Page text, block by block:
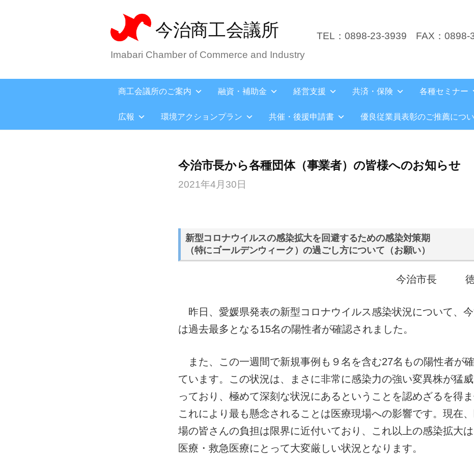
今治商工会議所
Imabari Chamber of Commerce and Industry
TEL：0898-23-3939 FAX：0898-
商工会議所のご案内 融資・補助金 経営支援 共済・保険 各種セミナー
広報 環境アクションプラン 共催・後援申請書 優良従業員表彰のご推薦につ
今治市長から各種団体（事業者）の皆様へのお知らせ
2021年4月30日
新型コロナウイルスの感染拡大を回避するための感染対策期
（特にゴールデンウィーク）の過ごし方について（お願い）
今治市長 徳
昨日、愛媛県発表の新型コロナウイルス感染状況について、
は過去最多となる15名の陽性者が確認されました。
また、この一週間で新規事例も９名を含む27名もの陽性者が
ています。この状況は、まさに非常に感染力の強い変異株が猛
っており、極めて深刻な状況にあるということを認めざるを得ま
これにより最も懸念されることは医療現場への影響です。現在
場の皆さんの負担は限界に近付いており、これ以上の感染拡大
医療・救急医療にとって大変厳しい状況となります。